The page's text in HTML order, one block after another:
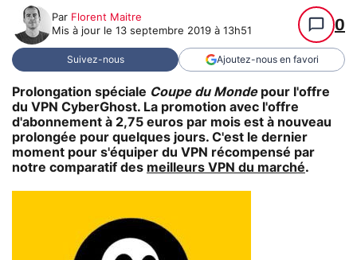
Par Florent Maitre
Mis à jour le 13 septembre 2019 à 13h51 0
Suivez-nous Ajoutez-nous en favori
Prolongation spéciale Coupe du Mondepour l'offre
du VPN CyberGhost. La promotion avec l'offre
d'abonnement à 2,75 euros par mois est à nouveau
prolongée pour quelques jours. C'est le dernier
moment pour s'équiper du VPN récompensé par
notre comparatif des meilleurs VPN du marché.